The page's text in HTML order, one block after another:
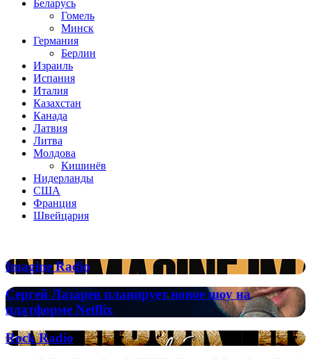
Беларусь
Гомель
Минск
Германия
Берлин
Израиль
Испания
Италия
Казахстан
Канада
Латвия
Литва
Молдова
Кишинёв
Нидерланды
США
Франция
Швейцария
Imagine
Radio
Imagine Radio
Сергей
Лазарев
планирует
новое
шоу
Сергей Лазарев планирует новое шоу на
платформе Netflix
Rock
Radio
Rock Radio